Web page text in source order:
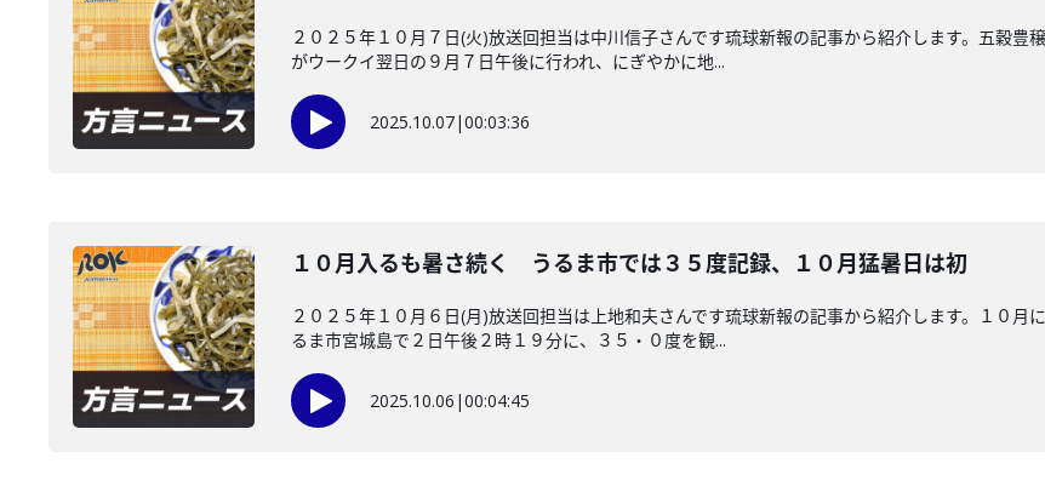
２０２５年１０月７日(火)放送回担当は中川信子さんです琉球新報の記事から紹介します。五穀豊
がウークイ翌日の９月７日午後に行われ、にぎやかに地...
2025.10.07|00:03:36
１０月入るも暑さ続く うるま市では３５度記録、１０月猛暑日は初
２０２５年１０月６日(月)放送回担当は上地和夫さんです琉球新報の記事から紹介します。１０月
るま市宮城島で２日午後２時１９分に、３５・０度を観...
2025.10.06 |00:04:45